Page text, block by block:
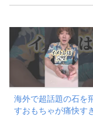
海外で超話題の石を
すおもちゃが痛快す